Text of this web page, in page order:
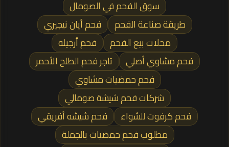
سوق الفحم في الصومال
طريقة صناعة الفحم
فحم أيان نيجيري
محلات بيع الفحم
فحم أرجيله
فحم مشاوي أصلي
تاجر فحم الطلح الأحمر
فحم حمضيات مشاوي
شركات فحم شيشة صومالي
فحم كرفوت للشواء
فحم شيشه أفريقي
مطلوب فحم حمضيات بالجملة